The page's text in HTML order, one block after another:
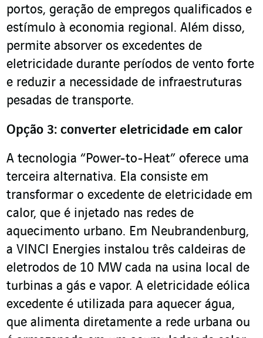
portos, geração de empregos qualificados e
estímulo à economia regional. Além disso,
permite absorver os excedentes de
eletricidade durante períodos de vento forte
e reduzir a necessidade de infraestruturas
pesadas de transporte.
Opção 3: converter eletricidade em calor
A tecnologia “Power-to-Heat” oferece uma
terceira alternativa. Ela consiste em
transformar o excedente de eletricidade em
calor, que é injetado nas redes de
aquecimento urbano. Em Neubrandenburg,
a VINCI Energies instalou três caldeiras de
eletrodos de 10 MW cada na usina local de
turbinas a gás e vapor. A eletricidade eólica
excedente é utilizada para aquecer água,
que alimenta diretamente a rede urbana ou